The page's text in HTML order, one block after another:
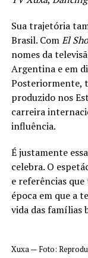
Sua trajetória
Brasil. ComEl
nomes da
Argentina e em
Posteriormente,
produzido nos
carreira
influência.
É justamente
celebra. O
e referências
época em que a
vida das famílias
Xuxa — Foto: